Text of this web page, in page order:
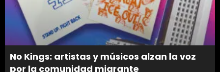
No Kings: artistas y músicos alzan la voz
por la comunidad migrante